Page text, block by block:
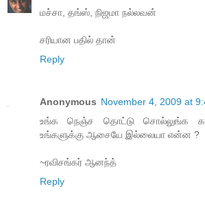
மச்சா, தங்ஸ், நிஜமா நல்லவன்
சரியான பதில் தான்
Reply
Anonymous November 4, 2009 at
உங்க நெஞ்ச தொட்டு சொல்லுங்க
உங்களுக்கு ஆசையே இல்லையா என்ன ?
~ரவிசங்கர் ஆனந்த்
Reply